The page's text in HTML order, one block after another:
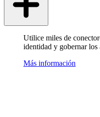
Utilice miles de
identidad y gobernar los
Más información